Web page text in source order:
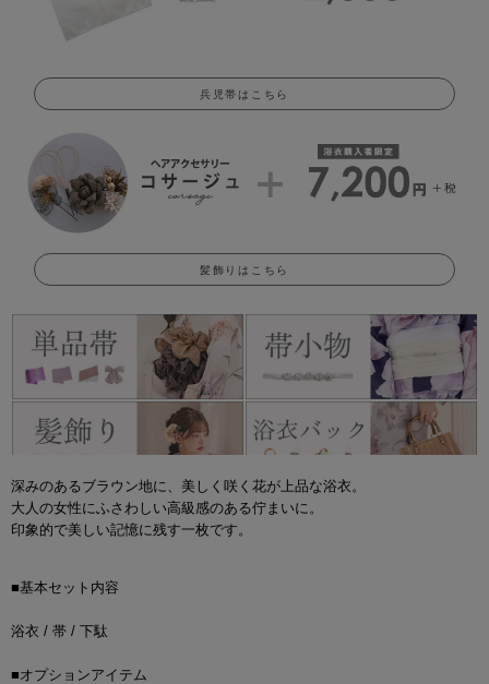
兵児帯はこちら
髪飾りはこちら
深みのあるブラウン地に、美しく咲く花が上品な浴衣。
大人の女性にふさわしい高級感のある佇まいに。
印象的で美しい記憶に残す一枚です。
■基本セット内容
浴衣 / 帯 / 下駄
■オプションアイテム